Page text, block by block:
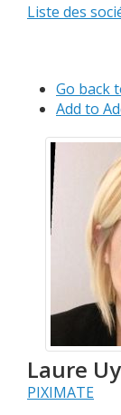
Liste des
Go back
Add to
Laure
PIXIMATE